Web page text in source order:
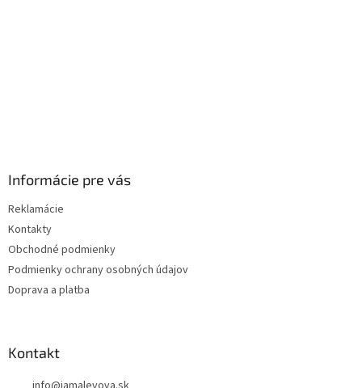
Informácie pre vás
Reklamácie
Kontakty
Obchodné podmienky
Podmienky ochrany osobných údajov
Doprava a platba
Kontakt